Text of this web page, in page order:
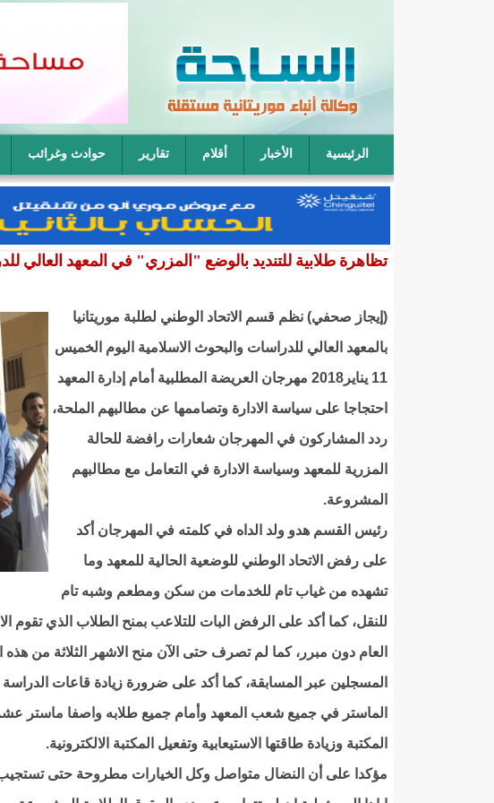
الرئيسية الأخبار أقلام تقارير حوادث وغرائب
فقيه موريتاني: يمكن لأربعة رجال أن يتناوبوا على نكاح سيدة في آن واحد
تظاهرة طلابية للتنديد بالوضع "المزري" في المعهد العالي
(إيجاز صحفي) نظم قسم الاتحاد الوطني لطلبة موريتانيا
بالمعهد العالي للدراسات والبحوث الاسلامية اليوم الخميس
11 يناير2018 مهرجان العريضة المطلبية أمام إدارة المعهد
احتجاجا على سياسة الادارة وتصاممها عن مطالبهم الملحة،
ردد المشاركون في المهرجان شعارات رافضة للحالة
المزرية للمعهد وسياسة الادارة في التعامل مع مطالبهم
المشروعة.
رئيس القسم هدو ولد الداه في كلمته في المهرجان أكد
على رفض الاتحاد الوطني للوضعية الحالية للمعهد وما
تشهده من غياب تام للخدمات من سكن ومطعم وشبه تام
للنقل، كما أكد على الرفض البات للتلاعب بمنح الطلاب الذي تقوم
العام دون مبرر، كما لم تصرف حتى الآن منح الاشهر الثلاثة من
المسجلين عبر المسابقة، كما أكد على ضرورة زيادة قاعات
الماستر في جميع شعب المعهد وأمام جميع طلابه واصفا ماستر
المكتبة وزيادة طاقتها الاستيعابية وتفعيل المكتبة الالكترونية.
مؤكدا على أن النضال متواصل وكل الخيارات مطروحة حتى تستجيب